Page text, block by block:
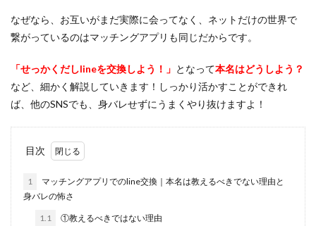
なぜなら、お互いがまだ実際に会ってなく、ネットだけの世界で
繋がっているのはマッチングアプリも同じだからです。
「せっかくだしlineを交換しよう！」 となって本名はどうしよう？
など、細かく解説していきます！しっかり活かすことができれ
ば、他のSNSでも、身バレせずにうまくやり抜けますよ！
目次
1
マッチングアプリでのline交換｜本名は教えるべきでない理由と
身バレの怖さ
1.1 ①教えるべきではない理由